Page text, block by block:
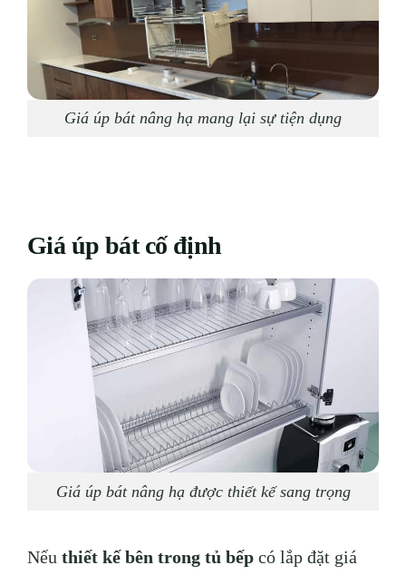
Giá úp bát nâng hạ mang lại sự tiện dụng
Giá úp bát cố định
Giá úp bát nâng hạ được thiết kế sang trọng
Nếu thiết kế bên trong tủ bếp có lắp đặt giá